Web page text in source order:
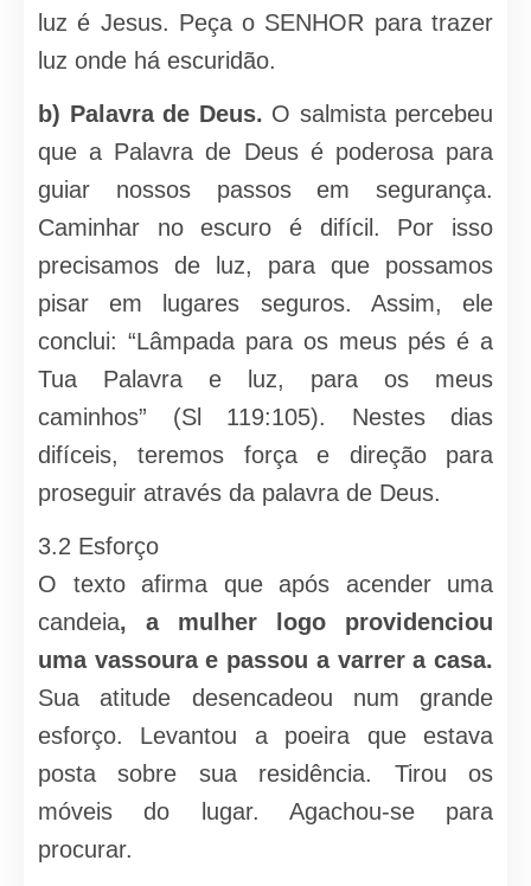
luz é Jesus. Peça o SENHOR para trazer
luz onde há escuridão.
b) Palavra de Deus. O salmista percebeu
que a Palavra de Deus é poderosa para
guiar nossos passos em segurança.
Caminhar no escuro é difícil. Por isso
precisamos de luz, para que possamos
pisar em lugares seguros. Assim, ele
conclui: “Lâmpada para os meus pés é a
Tua Palavra e luz, para os meus
caminhos” (Sl 119:105). Nestes dias
difíceis, teremos força e direção para
proseguir através da palavra de Deus.
3.2 Esforço
O texto afirma que após acender uma
candeia, a mulher logo providenciou
uma vassoura e passou a varrer a casa.
Sua atitude desencadeou num grande
esforço. Levantou a poeira que estava
posta sobre sua residência. Tirou os
móveis do lugar. Agachou-se para
procurar.